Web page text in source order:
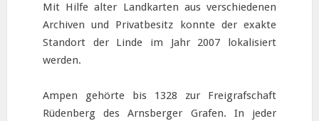
Mit Hilfe alter Landkarten aus verschiedenen
Archiven und Privatbesitz konnte der exakte
Standort der Linde im Jahr 2007 lokalisiert
werden.
Ampen gehörte bis 1328 zur Freigrafschaft
Rüdenberg des Arnsberger Grafen. In jeder